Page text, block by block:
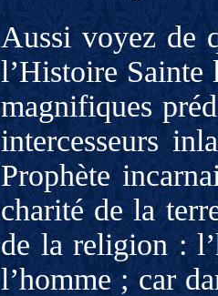
Aussi voyez de
l’Histoire Sainte
magnifiques
intercesseurs
Prophète
charité de la
de la religion :
l’homme ; car